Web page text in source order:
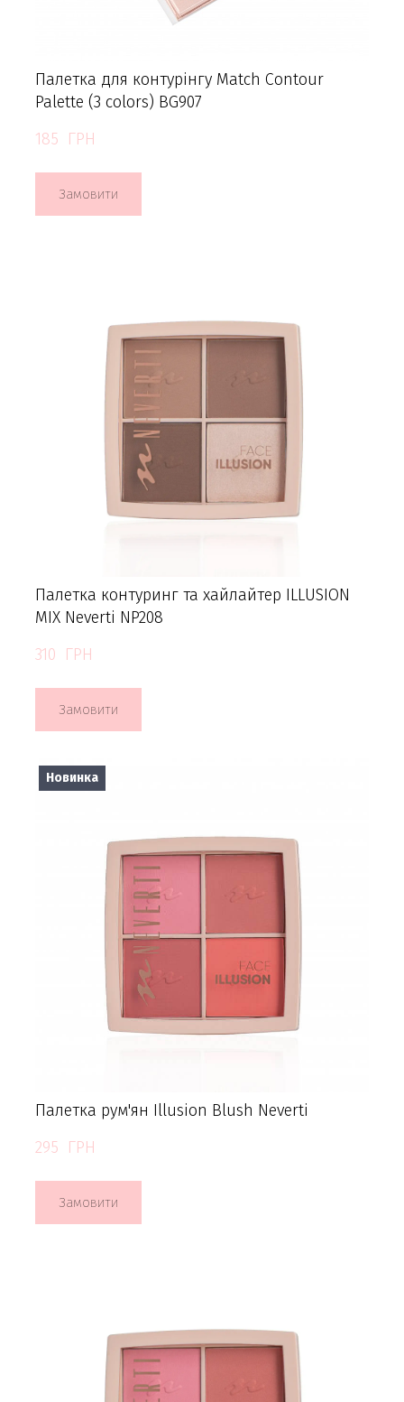
Палетка для контурінгу Match Contour
Palette (3 colors) BG907
185  ГРН
Замовити
Палетка контуринг та хайлайтер ILLUSION
MIX Neverti NP208
310  ГРН
Замовити
Новинка
Палетка рум'ян Illusion Blush Neverti
295  ГРН
Замовити